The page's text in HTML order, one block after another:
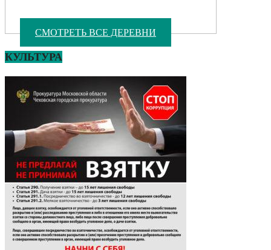
СМОТРЕТЬ ВСЕ ДЕРЕВНИ
КУЛЬТУРА